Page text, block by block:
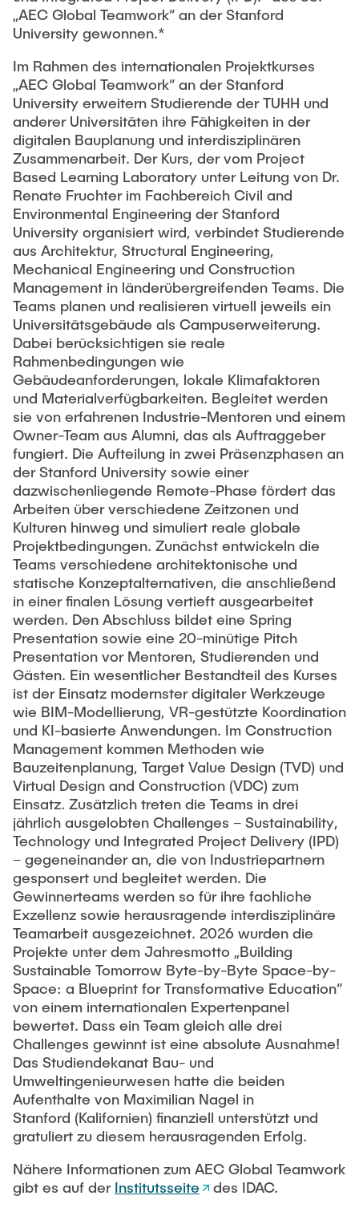
Lehre und Lernen
Best Practices Lehre
Hochschuldidaktik - ZLL
LearnING Center
Lehre im europäischen Verbund (ECIU)
WorkINGLab / Makerspace
Interdisziplinärer Workshop des FSP
„Biobasierte Prozesse und
Forschung und Institute
Studienbereich FIT
Institute im Überblick
„AEC Global Teamwork“ an der Stanford
University gewonnen.*
Im Rahmen des internationalen Projektkurses
„AEC Global Teamwork“ an der Stanford
University erweitern Studierende der TUHH und
anderer Universitäten ihre Fähigkeiten in der
digitalen Bauplanung und interdisziplinären
Zusammenarbeit. Der Kurs, der vom Project
Based Learning Laboratory unter Leitung von Dr.
Renate Fruchter im Fachbereich Civil and
Environmental Engineering der Stanford
University organisiert wird, verbindet Studierende
aus Architektur, Structural Engineering,
Mechanical Engineering und Construction
Management in länderübergreifenden Teams. Die
Teams planen und realisieren virtuell jeweils ein
Universitätsgebäude als Campuserweiterung.
Dabei berücksichtigen sie reale
Rahmenbedingungen wie
Gebäudeanforderungen, lokale Klimafaktoren
und Materialverfügbarkeiten. Begleitet werden
sie von erfahrenen Industrie-Mentoren und einem
Owner-Team aus Alumni, das als Auftraggeber
fungiert. Die Aufteilung in zwei Präsenzphasen an
der Stanford University sowie einer
dazwischenliegende Remote-Phase fördert das
Arbeiten über verschiedene Zeitzonen und
Kulturen hinweg und simuliert reale globale
Projektbedingungen. Zunächst entwickeln die
Teams verschiedene architektonische und
statische Konzeptalternativen, die anschließend
in einer finalen Lösung vertieft ausgearbeitet
werden. Den Abschluss bildet eine Spring
Presentation sowie eine 20-minütige Pitch
Presentation vor Mentoren, Studierenden und
Gästen. Ein wesentlicher Bestandteil des Kurses
ist der Einsatz modernster digitaler Werkzeuge
wie BIM-Modellierung, VR-gestützte Koordination
und KI-basierte Anwendungen. Im Construction
Management kommen Methoden wie
Bauzeitenplanung, Target Value Design (TVD) und
Virtual Design and Construction (VDC) zum
Einsatz. Zusätzlich treten die Teams in drei
jährlich ausgelobten Challenges – Sustainability,
Technology und Integrated Project Delivery (IPD)
– gegeneinander an, die von Industriepartnern
gesponsert und begleitet werden. Die
Gewinnerteams werden so für ihre fachliche
Exzellenz sowie herausragende interdisziplinäre
Teamarbeit ausgezeichnet. 2026 wurden die
Projekte unter dem Jahresmotto „Building
Sustainable Tomorrow Byte-by-Byte Space-by-
Space: a Blueprint for Transformative Education“
von einem internationalen Expertenpanel
bewertet. Dass ein Team gleich alle drei
Challenges gewinnt ist eine absolute Ausnahme!
Das Studiendekanat Bau- und
Umweltingenieurwesen hatte die beiden
Aufenthalte von Maximilian Nagel in
Stanford (Kalifornien) finanziell unterstützt und
gratuliert zu diesem herausragenden Erfolg.
Nähere Informationen zum AEC Global Teamwork
gibt es auf der Institutsseite des IDAC.